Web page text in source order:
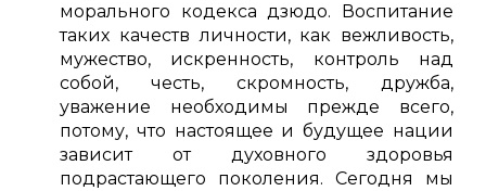
морального кодекса дзюдо. Воспитание
таких качеств личности, как вежливость,
мужество, искренность, контроль над
собой, честь, скромность, дружба,
уважение необходимы прежде всего,
потому, что настоящее и будущее нации
зависит от духовного здоровья
подрастающего поколения. Сегодня мы